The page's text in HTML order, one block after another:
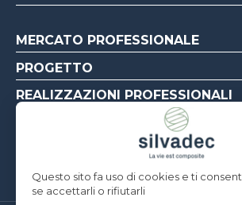
MERCATO PROFESSIONALE
PROGETTO
REALIZZAZIONI PROFESSIONALI
Questo sito fa uso di cookies e ti
se accettarli o rifiutarli